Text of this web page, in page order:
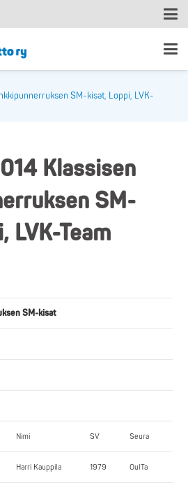
SM-kisat, Loppi, LVK-
Klassisen
SM-
LVK-Team
SM-kisat
Nimi SV Seura
Harri Kauppila 1979 OulTa